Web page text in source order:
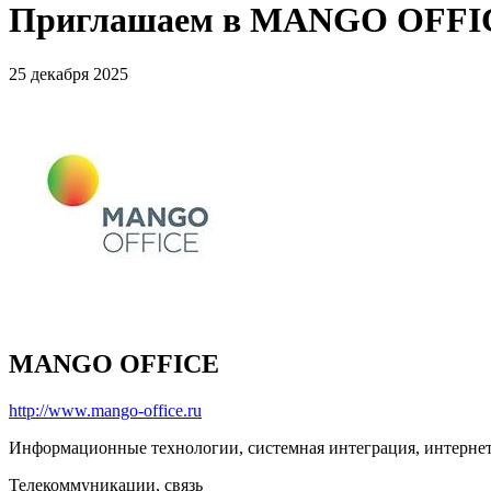
Приглашаем в MANGO
25 декабря 2025
MANGO OFFICE
http://www.mango-office.ru
Информационные технологии, системная интеграция,
Телекоммуникации, связь